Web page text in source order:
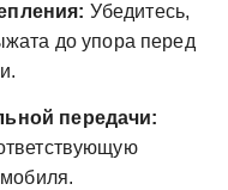
Убедитесь,
до упора перед
передачи: